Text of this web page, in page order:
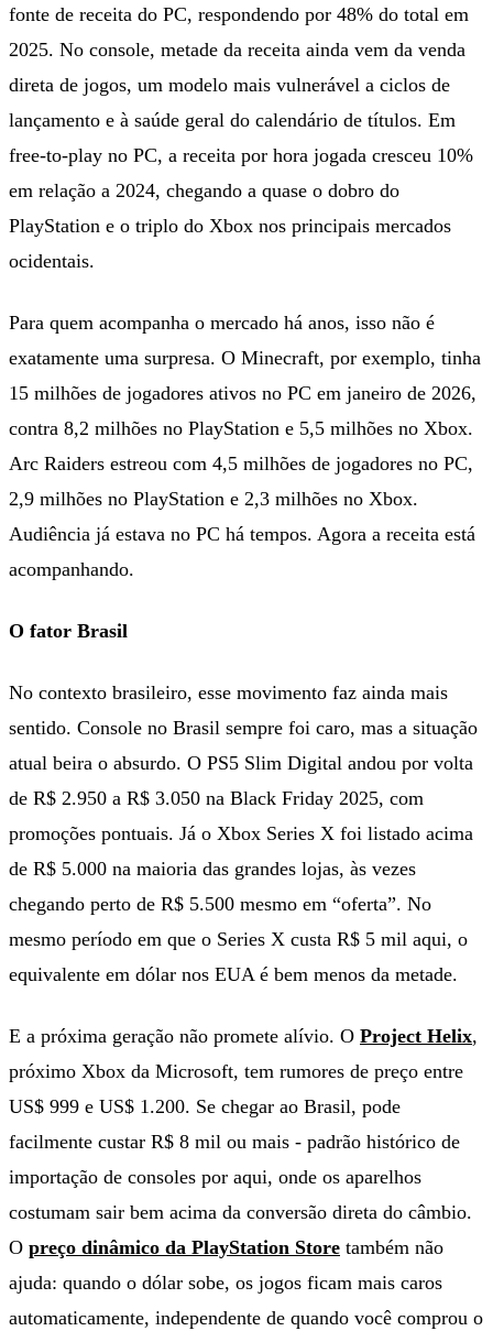
fonte de receita do PC, respondendo por 48% do total em
2025. No console, metade da receita ainda vem da venda
direta de jogos, um modelo mais vulnerável a ciclos de
lançamento e à saúde geral do calendário de títulos. Em
free-to-play no PC, a receita por hora jogada cresceu 10%
em relação a 2024, chegando a quase o dobro do
PlayStation e o triplo do Xbox nos principais mercados
ocidentais.
Para quem acompanha o mercado há anos, isso não é
exatamente uma surpresa. O Minecraft, por exemplo, tinha
15 milhões de jogadores ativos no PC em janeiro de 2026,
contra 8,2 milhões no PlayStation e 5,5 milhões no Xbox.
Arc Raiders estreou com 4,5 milhões de jogadores no PC,
2,9 milhões no PlayStation e 2,3 milhões no Xbox.
Audiência já estava no PC há tempos. Agora a receita está
acompanhando.
O fator Brasil
No contexto brasileiro, esse movimento faz ainda mais
sentido. Console no Brasil sempre foi caro, mas a situação
atual beira o absurdo. O PS5 Slim Digital andou por volta
de R$ 2.950 a R$ 3.050 na Black Friday 2025, com
promoções pontuais. Já o Xbox Series X foi listado acima
de R$ 5.000 na maioria das grandes lojas, às vezes
chegando perto de R$ 5.500 mesmo em “oferta”. No
mesmo período em que o Series X custa R$ 5 mil aqui, o
equivalente em dólar nos EUA é bem menos da metade.
E a próxima geração não promete alívio. O Project Helix,
próximo Xbox da Microsoft, tem rumores de preço entre
US$ 999 e US$ 1.200. Se chegar ao Brasil, pode
facilmente custar R$ 8 mil ou mais - padrão histórico de
importação de consoles por aqui, onde os aparelhos
costumam sair bem acima da conversão direta do câmbio.
O preço dinâmico da PlayStation Store também não
ajuda: quando o dólar sobe, os jogos ficam mais caros
automaticamente, independente de quando você comprou o